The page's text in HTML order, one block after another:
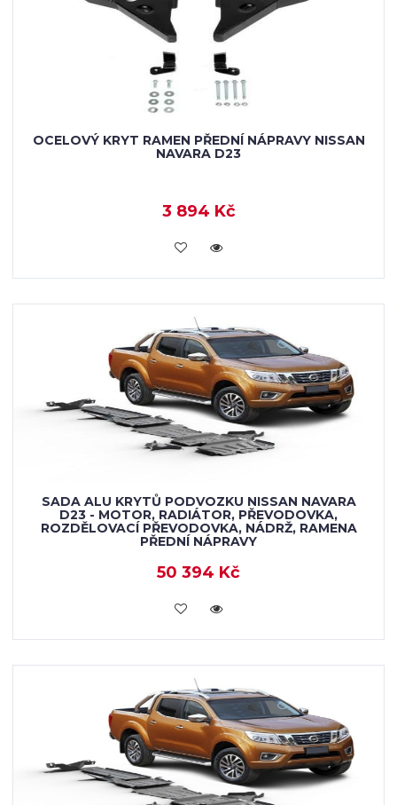
OCELOVÝ KRYT RAMEN PŘEDNÍ NÁPRAVY NISSAN
NAVARA D23
3 894 Kč
KOUPIT
SADA ALU KRYTŮ PODVOZKU NISSAN NAVARA
D23 - MOTOR, RADIÁTOR, PŘEVODOVKA,
ROZDĚLOVACÍ PŘEVODOVKA, NÁDRŽ, RAMENA
PŘEDNÍ NÁPRAVY
50 394 Kč
KOUPIT